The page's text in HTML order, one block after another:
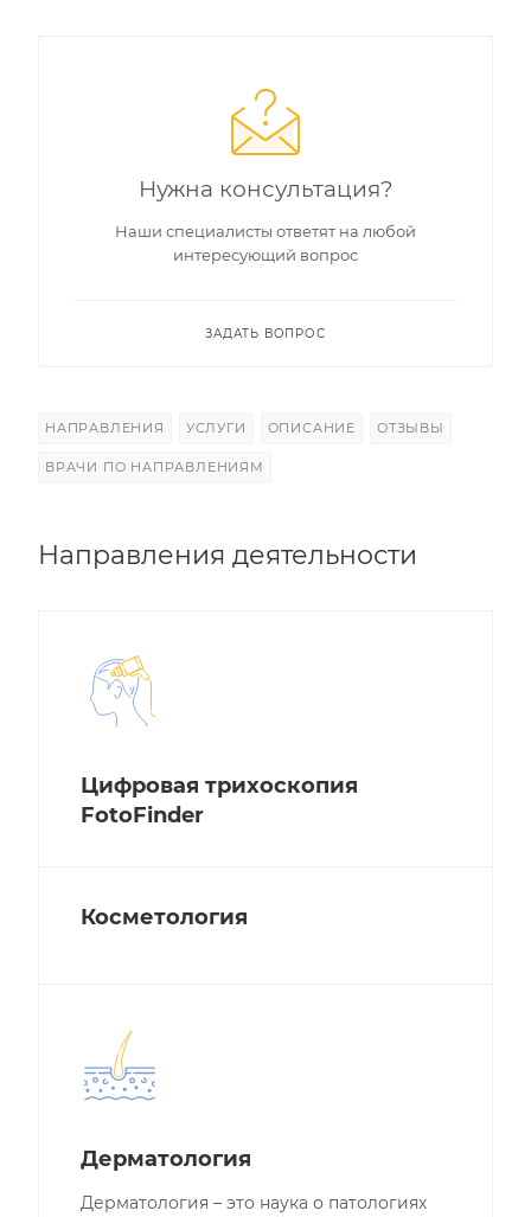
Нужна консультация?
Наши специалисты ответят на любой
интересующий вопрос
ЗАДАТЬ ВОПРОС
НАПРАВЛЕНИЯ УСЛУГИ ОПИСАНИЕ ОТЗЫВЫ
ВРАЧИ ПО НАПРАВЛЕНИЯМ
Направления деятельности
Цифровая трихоскопия
FotoFinder
Косметология
Дерматология
Дерматология – это наука о патологиях